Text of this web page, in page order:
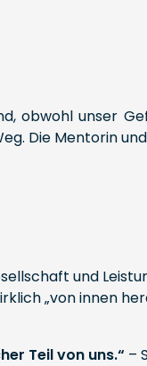
unser
Die Mentorin
und
„von innen
Teil von uns.“ –